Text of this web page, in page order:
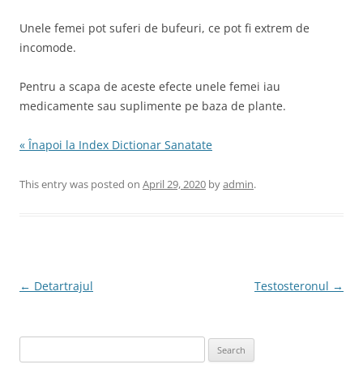
Unele femei pot suferi de bufeuri, ce pot fi extrem de
incomode.
Pentru a scapa de aceste efecte unele femei iau
medicamente sau suplimente pe baza de plante.
« Înapoi la Index Dictionar Sanatate
This entry was posted on April 29, 2020 byadmin.
Post
← Detartrajul Testosteronul →
for: